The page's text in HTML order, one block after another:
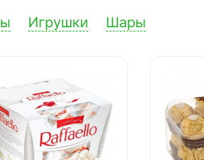
Игрушки Шары